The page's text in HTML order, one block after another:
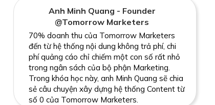
70% doanh thu của Tomorrow Marketers
đến từ hệ thống nội dung không trả phí, chi
phí quảng cáo chỉ chiếm một con số rất nhỏ
trong ngân sách của bộ phận Marketing.
Trong khóa học này, anh Minh Quang sẽ chia
sẻ câu chuyện xây dựng hệ thống Content từ
số 0 của Tomorrow Marketers.
Anh Minh Quang - Founder
@Tomorrow Marketers